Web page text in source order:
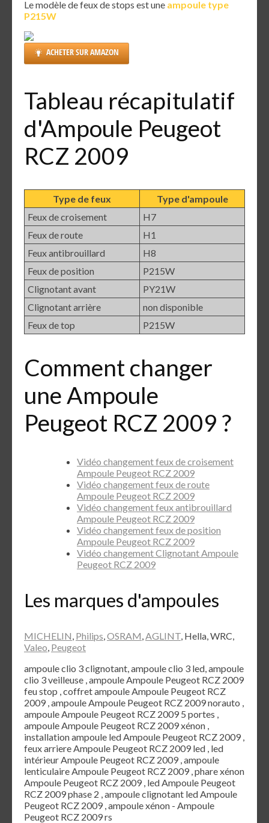
Le modèle de feux de stops est une ampoule type
P215W
ACHETER SUR AMAZON
Tableau récapitulatif
d'Ampoule Peugeot
RCZ 2009
Type de feux
Type d'ampoule
Feux de croisement
H7
Feux de route
H1
Feux antibrouillard
H8
Feux de position
P215W
Clignotant avant
PY21W
Clignotant arrière
non disponible
Feux de top
P215W
Comment changer
une Ampoule
Peugeot RCZ 2009 ?
Vidéo changement feux de croisement
Ampoule Peugeot RCZ 2009
Vidéo changement feux de route
Ampoule Peugeot RCZ 2009
Vidéo changement feux antibrouillard
Ampoule Peugeot RCZ 2009
Vidéo changement feux de position
Ampoule Peugeot RCZ 2009
Vidéo changement Clignotant Ampoule
Peugeot RCZ 2009
Les marques d'ampoules
MICHELIN, Philips,OSRAM,AGLINT, Hella, WRC,
Valeo, Peugeot
ampoule clio 3 clignotant, ampoule clio 3 led, ampoule
clio 3 veilleuse , ampoule Ampoule Peugeot RCZ 2009
feu stop , coffret ampoule Ampoule Peugeot RCZ
2009 , ampoule Ampoule Peugeot RCZ 2009 norauto ,
ampoule Ampoule Peugeot RCZ 2009 5 portes ,
ampoule Ampoule Peugeot RCZ 2009 xénon ,
installation ampoule led Ampoule Peugeot RCZ 2009 ,
feux arriere Ampoule Peugeot RCZ 2009 led , led
intérieur Ampoule Peugeot RCZ 2009 , ampoule
lenticulaire Ampoule Peugeot RCZ 2009 , phare xénon
Ampoule Peugeot RCZ 2009 , led Ampoule Peugeot
RCZ 2009 phase 2 , ampoule clignotant led Ampoule
Peugeot RCZ 2009 , ampoule xénon - Ampoule
Peugeot RCZ 2009 rs